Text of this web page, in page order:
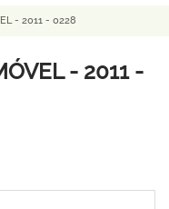
- 2011 - 0228
- 2011 -